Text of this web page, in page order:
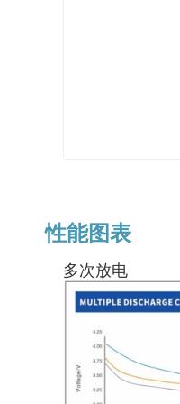
性能图表
多次放电